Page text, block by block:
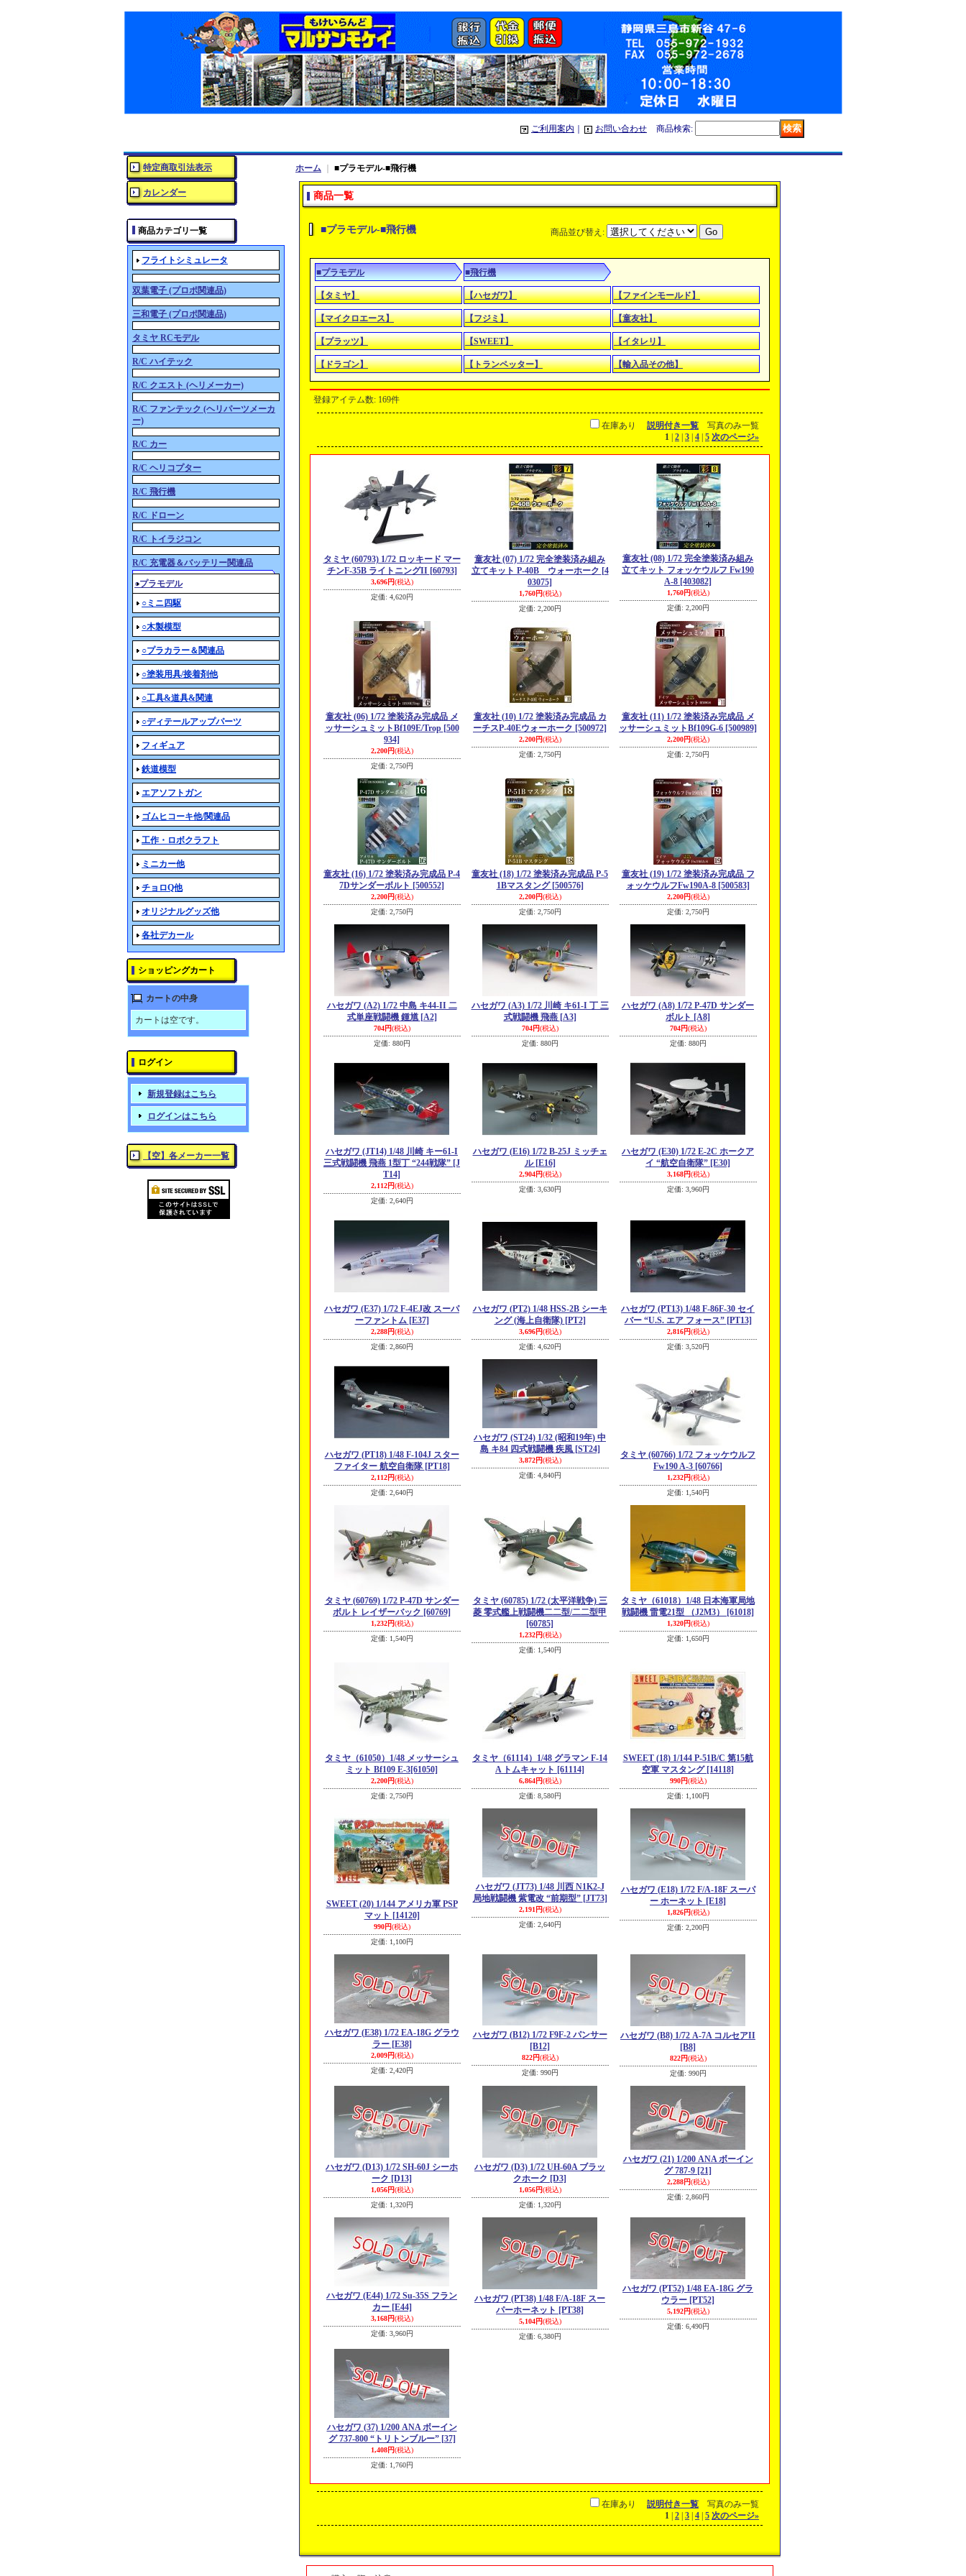
ご利用案内 お問い合わせ 商品検索:
特定商取引法表示
カレンダー
商品カテゴリ一覧
フライトシミュレータ
双葉電子 (プロポ関連品)
三和電子 (プロポ関連品)
タミヤ RCモデル
R/C ハイテック
R/C クエスト (ヘリメーカー)
R/C ファンテック (ヘリパーツメーカ
ー)
R/C カー
R/C ヘリコプター
R/C 飛行機
R/C ドローン
R/C トイラジコン
R/C 充電器＆バッテリー関連品
○プラモデル
○ミニ四駆
○木製模型
○プラカラー＆関連品
○塗装用具/接着剤他
○工具&道具&関連
○ディテールアップパーツ
フィギュア
鉄道模型
エアソフトガン
ゴムヒコーキ他/関連品
工作・ロボクラフト
ミニカー他
チョロQ他
オリジナルグッズ他
各社デカール
ショッピングカート
カートの中身
カートは空です。
ログイン
新規登録はこちら
ログインはこちら
【空】各メーカー一覧
ホーム ■プラモデル-■飛行機
商品一覧
■プラモデル-■飛行機 商品並び替え :
■プラモデル ■飛行機
【タミヤ】 【ハセガワ】 【ファインモールド】
【マイクロエース】 【フジミ】 【童友社】
【プラッツ】 【SWEET】 【イタレリ】
【ドラゴン】 【トランペッター】 【輸入品その他】
登録アイテム数: 169件
在庫あり 説明付き一覧 写真のみ一覧
1 2 3 4 5 次のページ»
タミヤ (60793) 1/72 ロッキード マー
チンF-35B ライトニングII [60793]
3,696円(税込)
定価: 4,620円
童友社 (07) 1/72 完全塗装済み組み
立てキット P-40B ウォーホーク [4
03075]
1,760円(税込)
定価: 2,200円
童友社 (08) 1/72 完全塗装済み組み
立てキット フォッケウルフ Fw190
A-8 [403082]
1,760円(税込)
定価: 2,200円
童友社 (06) 1/72 塗装済み完成品 メ
ッサーシュミットBf109E/Trop [500
934]
2,200円(税込)
定価: 2,750円
童友社 (10) 1/72 塗装済み完成品 カ
ーチスP-40Eウォーホーク [500972]
2,200円(税込)
定価: 2,750円
童友社 (11) 1/72 塗装済み完成品 メ
ッサーシュミットBf109G-6 [500989]
2,200円(税込)
定価: 2,750円
童友社 (16) 1/72 塗装済み完成品 P-4
7Dサンダーボルト [500552]
2,200円(税込)
定価: 2,750円
童友社 (18) 1/72 塗装済み完成品 P-5
1Bマスタング [500576]
2,200円(税込)
定価: 2,750円
童友社 (19) 1/72 塗装済み完成品 フ
ォッケウルフFw190A-8 [500583]
2,200円(税込)
定価: 2,750円
ハセガワ (A2) 1/72 中島 キ44-II 二
式単座戦闘機 鍾馗 [A2]
704円(税込)
定価: 880円
ハセガワ (A3) 1/72 川崎 キ61-I 丁 三
式戦闘機 飛燕 [A3]
704円(税込)
定価: 880円
ハセガワ (A8) 1/72 P-47D サンダー
ボルト [A8]
704円(税込)
定価: 880円
ハセガワ (JT14) 1/48 川崎 キー61-I
三式戦闘機 飛燕 1型丁 “244戦隊” [J
T14]
2,112円(税込)
定価: 2,640円
ハセガワ (E16) 1/72 B-25J ミッチェ
ル [E16]
2,904円(税込)
定価: 3,630円
ハセガワ (E30) 1/72 E-2C ホークア
イ “航空自衛隊” [E30]
3,168円(税込)
定価: 3,960円
ハセガワ (E37) 1/72 F-4EJ改 スーパ
ーファントム [E37]
2,288円(税込)
定価: 2,860円
ハセガワ (PT2) 1/48 HSS-2B シーキ
ング (海上自衛隊) [PT2]
3,696円(税込)
定価: 4,620円
ハセガワ (PT13) 1/48 F-86F-30 セイ
バー “U.S. エア フォース” [PT13]
2,816円(税込)
定価: 3,520円
ハセガワ (PT18) 1/48 F-104J スター
ファイター 航空自衛隊 [PT18]
2,112円(税込)
定価: 2,640円
ハセガワ (ST24) 1/32 (昭和19年) 中
島 キ84 四式戦闘機 疾風 [ST24]
3,872円(税込)
定価: 4,840円
タミヤ (60766) 1/72 フォッケウルフ
Fw190 A-3 [60766]
1,232円(税込)
定価: 1,540円
タミヤ (60769) 1/72 P-47D サンダー
ボルト レイザーバック [60769]
1,232円(税込)
定価: 1,540円
タミヤ (60785) 1/72 (太平洋戦争) 三
菱 零式艦上戦闘機二二型/二二型甲
[60785]
1,232円(税込)
定価: 1,540円
タミヤ（61018）1/48 日本海軍局地
戦闘機 雷電21型 （J2M3）
[61018]
1,320円(税込)
定価: 1,650円
タミヤ（61050）1/48 メッサーシュ
ミット Bf109 E-3[61050]
2,200円(税込)
定価: 2,750円
タミヤ（61114）1/48 グラマン F-14
A トムキャット [61114]
6,864円(税込)
定価: 8,580円
SWEET (18) 1/144 P-51B/C 第15航
空軍 マスタング [14118]
990円(税込)
定価: 1,100円
SWEET (20) 1/144 アメリカ軍 PSP
マット [14120]
990円(税込)
定価: 1,100円
ハセガワ (JT73) 1/48 川西 N1K2-J
局地戦闘機 紫電改 “前期型” [JT73]
2,191円(税込)
定価: 2,640円
ハセガワ (E18) 1/72 F/A-18F スーパ
ー ホーネット [E18]
1,826円(税込)
定価: 2,200円
ハセガワ (E38) 1/72 EA-18G グラウ
ラー [E38]
2,009円(税込)
定価: 2,420円
ハセガワ (B12) 1/72 F9F-2 パンサー
[B12]
822円(税込)
定価: 990円
ハセガワ (B8) 1/72 A-7A コルセアII
[B8]
822円(税込)
定価: 990円
ハセガワ (D13) 1/72 SH-60J シーホ
ーク [D13]
1,056円(税込)
定価: 1,320円
ハセガワ (D3) 1/72 UH-60A ブラッ
クホーク [D3]
1,056円(税込)
定価: 1,320円
ハセガワ (21) 1/200 ANA ボーイン
グ 787-9 [21]
2,288円(税込)
定価: 2,860円
ハセガワ (E44) 1/72 Su-35S フラン
カー [E44]
3,168円(税込)
定価: 3,960円
ハセガワ (PT38) 1/48 F/A-18F スー
パーホーネット [PT38]
5,104円(税込)
定価: 6,380円
ハセガワ (PT52) 1/48 EA-18G グラ
ウラー [PT52]
5,192円(税込)
定価: 6,490円
ハセガワ (37) 1/200 ANA ボーイン
グ 737-800 “トリトンブルー” [37]
1,408円(税込)
定価: 1,760円
在庫あり 説明付き一覧 写真のみ一覧
1 2 3 4 5 次のページ»